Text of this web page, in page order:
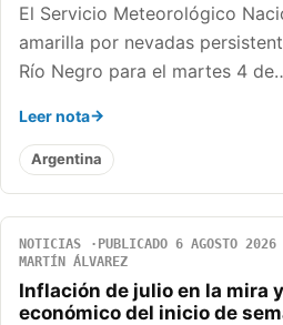
El Servicio Meteorológico
amarilla por nevadas
Río Negro para el martes 4
Leer nota
Argentina
NOTICIAS PUBLICADO 6 AGOSTO 2026
MARTÍN ÁLVAREZ
Inflación de julio en la mira
económico del inicio de